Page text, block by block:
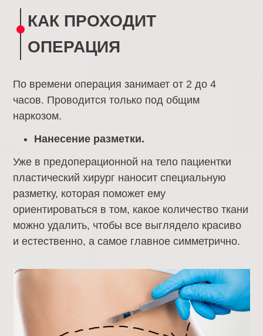
КАК ПРОХОДИТ
ОПЕРАЦИЯ
По времени операция занимает от 2 до 4
часов. Проводится только под общим
наркозом.
Нанесение разметки.
Уже в предоперационной на тело пациентки
пластический хирург наносит специальную
разметку, которая поможет ему
ориентироваться в том, какое количество ткани
можно удалить, чтобы все выглядело красиво
и естественно, а самое главное симметрично.